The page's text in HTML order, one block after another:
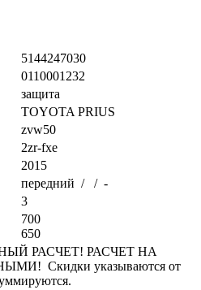
5144247030
0110001232
защита
TOYOTA PRIUS
zvw50
2zr-fxe
2015
передний / / -
3
700
650
РАСЧЕТ! РАСЧЕТ НА
Скидки указываются от